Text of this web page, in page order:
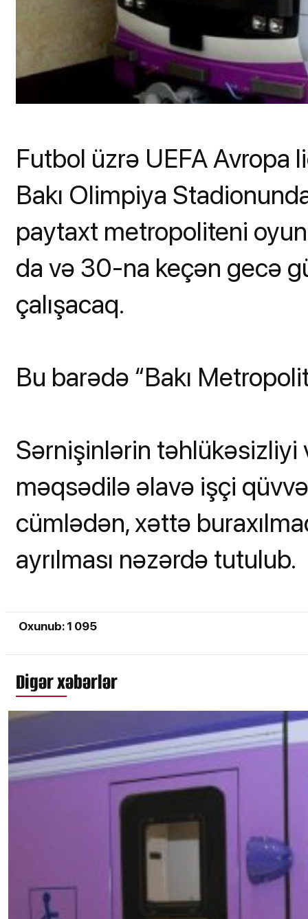
Futbol üzrə UEFA Avropa
Bakı Olimpiya
paytaxt metropoliteni
da və 30-na keçən gecə
çalışacaq.
Bu barədə “Bakı
Sərnişinlərin təhlükəsizliyi
məqsədilə əlavə işçi
cümlədən, xəttə
ayrılması nəzərdə tutulub.
Oxunub: 1 095
Digər xəbərlər